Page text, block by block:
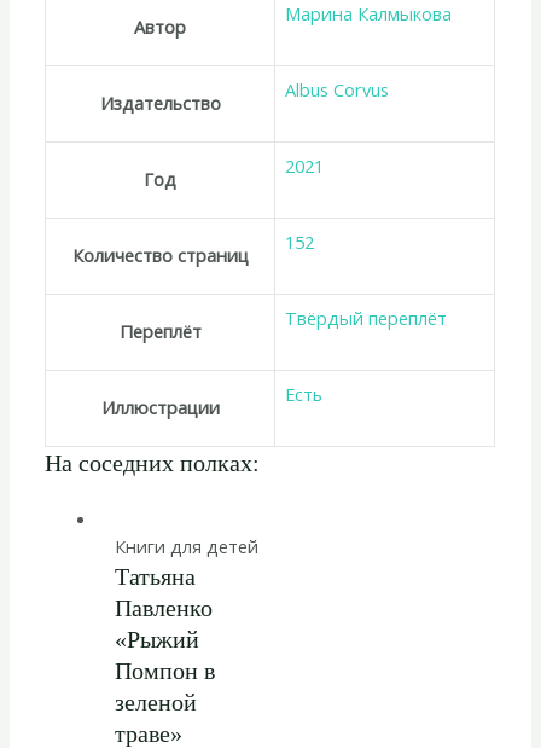
Автор
Марина Калмыкова
Издательство
Albus Corvus
Год
2021
Количество страниц
152
Переплёт
Твёрдый переплёт
Иллюстрации
Есть
На соседних полках:
Книги для детей
Татьяна
Павленко
«Рыжий
Помпон в
зеленой
траве»